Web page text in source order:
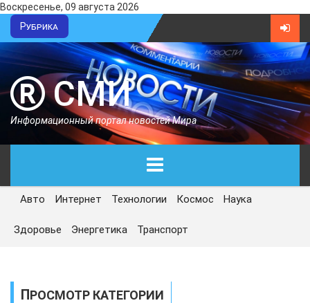
Воскресенье, 09 августа 2026
Рубрика
СМИ
Информационный портал новостей Мира
ГЛАВНАЯ
СЕГОДНЯ
Авто Интернет Технологии Космос Наука
Здоровье Энергетика Транспорт
ПРОСМОТР КАТЕГОРИИ